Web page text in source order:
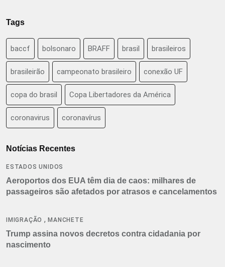
Tags
baccf bolsonaro BRAFF brasil brasileiros
brasileirão campeonato brasileiro conexão UF
copa do brasil Copa Libertadores da América
coronavirus coronavírus
Notícias Recentes
ESTADOS UNIDOS
Aeroportos dos EUA têm dia de caos: milhares de
passageiros são afetados por atrasos e cancelamentos
IMIGRAÇÃO ,MANCHETE
Trump assina novos decretos contra cidadania por
nascimento